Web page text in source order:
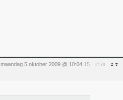
maandag 5 oktober 2009 @ 10:04:15 #179